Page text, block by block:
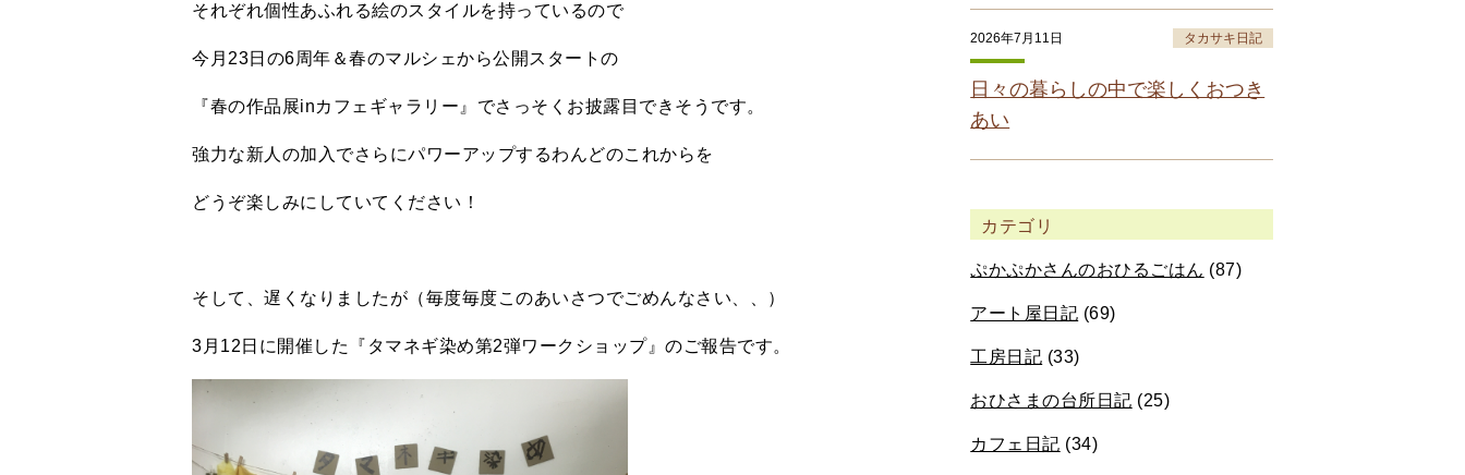
それぞれ個性あふれる絵のスタイルを持っているので
今月23日の6周年＆春のマルシェから公開スタートの
『春の作品展inカフェギャラリー』でさっそくお披露目できそうです。
強力な新人の加入でさらにパワーアップするわんどのこれからを
どうぞ楽しみにしていてください！
そして、遅くなりましたが（毎度毎度このあいさつでごめんなさい、、）
3月12日に開催した『タマネギ染め第2弾ワークショップ』のご報告です。
2026年7月11日 タカサキ日記
日々の暮らしの中で楽しくおつき
あい
カテゴリ
ぷかぷかさんのおひるごはん (87)
アート屋日記 (69)
工房日記 (33)
おひさまの台所日記 (25)
カフェ日記 (34)